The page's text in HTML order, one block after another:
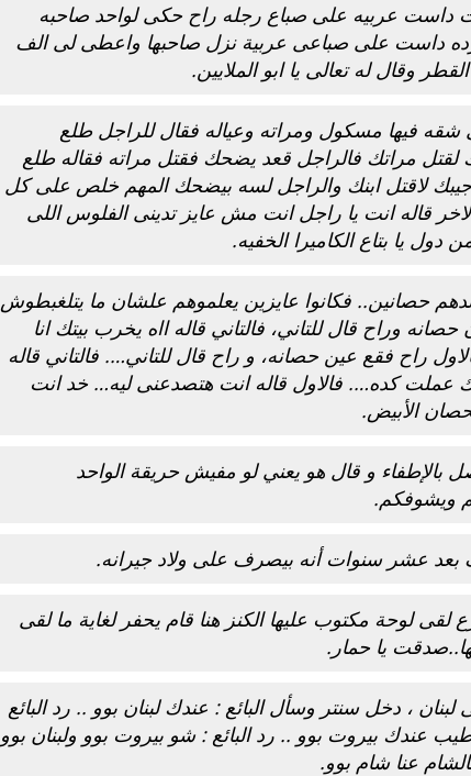
داست عربيه على صباع رجله راح حكى لواحد صاحبه
داست على صباعى عربية نزل صاحبها واعطى لى الف
وقال له تعالى يا ابو الملايين.
فيها مسكول ومراته وعياله فقال للراجل طلع
لقتل مراتك فالراجل قعد يضحك فقتل مراته فقاله طلع
لاقتل ابنك والراجل لسه بيضحك المهم خلص على كل
قاله انت يا راجل انت مش عايز تدينى الفلوس اللى
دول يا بتاع الكاميرا الخفيه.
حصانين.. فكانوا عايزين يعلموهم علشان ما يتلغبطوش
وراح قال للتاني، فالتاني قاله ااه يخرب بيتك انا
راح فقع عين حصانه، و راح قال للتاني…. فالتاني قاله
عملت كده…. فالاول قاله انت هتصدعنى ليه… خد انت
الأبيض.
و قال هو يعني لو مفيش حريقة الواحد
ويشوفكم.
عشر سنوات أنه بيصرف على ولاد جيرانه.
لوحة مكتوب عليها الكنز هنا قام يحفر لغاية ما لقى
يا حمار.
، دخل سنتر وسأل البائع : عندك لبنان بوو .. رد البائع
عندك بيروت بوو .. رد البائع : شو بيروت بوو ولبنان بوو
عنا شام بوو.
والميلاد المجيد الكريسما...
والصور...